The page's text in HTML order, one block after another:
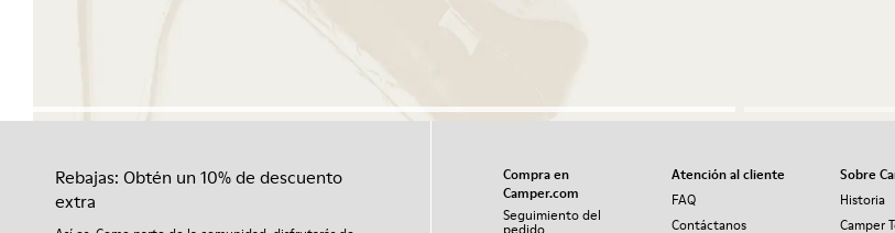
Rebajas: Obtén un 10% de descuento
extra
Compra en
Camper.com
Seguimiento del
pedido
Atención al cliente
FAQ
Contáctanos
Sobre
Historia
Camper